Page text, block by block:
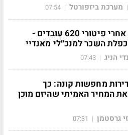
| מערכת ביזפורטל |
07:54
שבועיים אחרי פיטורי 620 עובדים -
השכר למנכ״לי מאנדיי
הניג |
07:43
דירות מחפשות קונה: כך
המחיר האמיתי שהיזם מוכן
גרסטמן |
07:31